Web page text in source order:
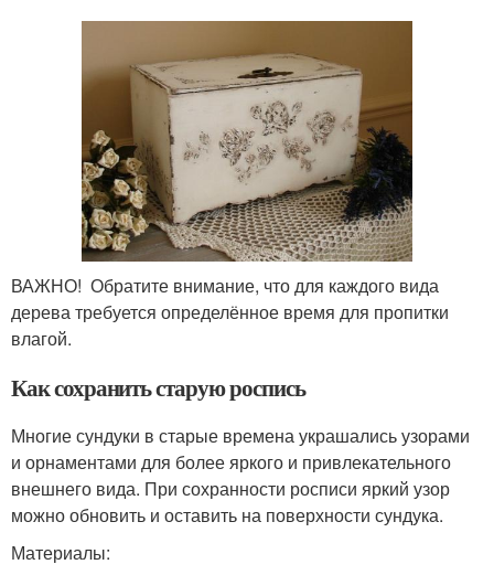
ВАЖНО! Обратите внимание, что для каждого вида
дерева требуется определённое время для пропитки
влагой.
Как сохранить старую роспись
Многие сундуки в старые времена украшались узорами
и орнаментами для более яркого и привлекательного
внешнего вида. При сохранности росписи яркий узор
можно обновить и оставить на поверхности сундука.
Материалы: